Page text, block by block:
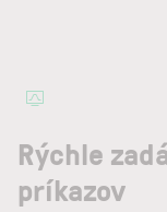
Rýchle
príkazov